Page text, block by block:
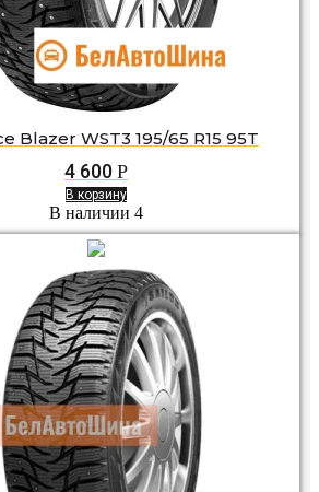
Blazer WST3 195/65 R15 95T
4 600 Р
В корзину
В наличии 4